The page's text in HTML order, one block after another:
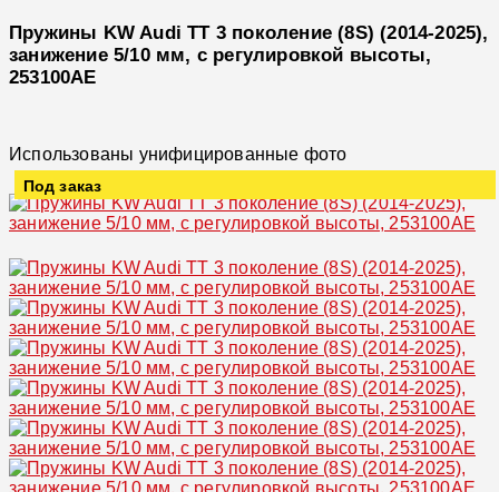
Пружины KW Audi TT 3 поколение (8S) (2014-2025),
занижение 5/10 мм, с регулировкой высоты,
253100AE
Использованы унифицированные фото
Под заказ